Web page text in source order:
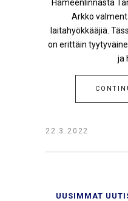
Hämeenlinnasta
Arkko
laitahyökkääjiä.
on erittäin
ja
22.3.2022
UUSIMMAT